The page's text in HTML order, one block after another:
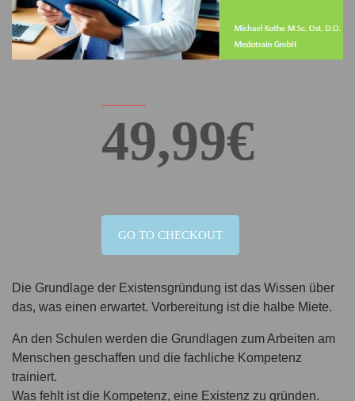
89,99€
49,99€
GO TO CHECKOUT
Die Grundlage der Existensgründung ist das Wissen über
das, was einen erwartet. Vorbereitung ist die halbe Miete.
An den Schulen werden die Grundlagen zum Arbeiten am
Menschen geschaffen und die fachliche Kompetenz
trainiert.
Was fehlt ist die Kompetenz, eine Existenz zu gründen.